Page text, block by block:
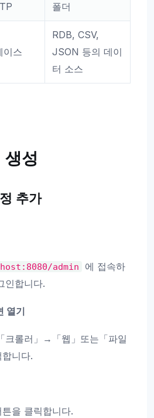
폴더
이스
RDB, CSV,
JSON 등의 데이
터 소스
생성
추가
admin
에 접속하
인합니다.
열기
크롤러」→「웹」또는「파일
니다.
튼을 클릭합니다.